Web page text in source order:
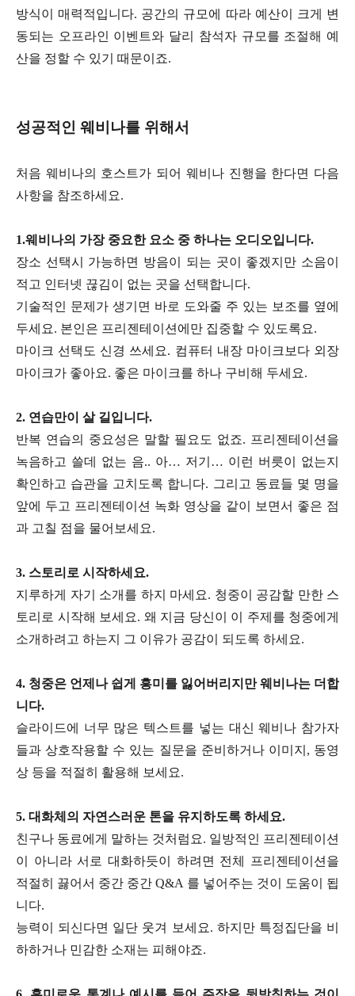
방식이 매력적입니다. 공간의 규모에 따라 예산이 크게 변
동되는 오프라인 이벤트와 달리 참석자 규모를 조절해 예
산을 정할 수 있기 때문이죠.
성공적인 웨비나를 위해서
처음 웨비나의 호스트가 되어 웨비나 진행을 한다면 다음
사항을 참조하세요.
1.웨비나의 가장 중요한 요소 중 하나는 오디오입니다.
장소 선택시 가능하면 방음이 되는 곳이 좋겠지만 소음이
적고 인터넷 끊김이 없는 곳을 선택합니다.
기술적인 문제가 생기면 바로 도와줄 주 있는 보조를 옆에
두세요. 본인은 프리젠테이션에만 집중할 수 있도록요.
마이크 선택도 신경 쓰세요. 컴퓨터 내장 마이크보다 외장
마이크가 좋아요. 좋은 마이크를 하나 구비해 두세요.
2. 연습만이 살 길입니다.
반복 연습의 중요성은 말할 필요도 없죠. 프리젠테이션을
녹음하고 쓸데 없는 음.. 아… 저기… 이런 버릇이 없는지
확인하고 습관을 고치도록 합니다. 그리고 동료들 몇 명을
앞에 두고 프리젠테이션 녹화 영상을 같이 보면서 좋은 점
과 고칠 점을 물어보세요.
3. 스토리로 시작하세요.
지루하게 자기 소개를 하지 마세요. 청중이 공감할 만한 스
토리로 시작해 보세요. 왜 지금 당신이 이 주제를 청중에게
소개하려고 하는지 그 이유가 공감이 되도록 하세요.
4. 청중은 언제나 쉽게 흥미를 잃어버리지만 웨비나는 더합
니다.
슬라이드에 너무 많은 텍스트를 넣는 대신 웨비나 참가자
들과 상호작용할 수 있는 질문을 준비하거나 이미지, 동영
상 등을 적절히 활용해 보세요.
5. 대화체의 자연스러운 톤을 유지하도록 하세요.
친구나 동료에게 말하는 것처럼요. 일방적인 프리젠테이션
이 아니라 서로 대화하듯이 하려면 전체 프리젠테이션을
적절히 끓어서 중간 중간 Q&A 를 넣어주는 것이 도움이 됩
니다.
능력이 되신다면 일단 웃겨 보세요. 하지만 특정집단을 비
하하거나 민감한 소재는 피해야죠.